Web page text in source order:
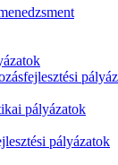
pályázatok
pályázatok